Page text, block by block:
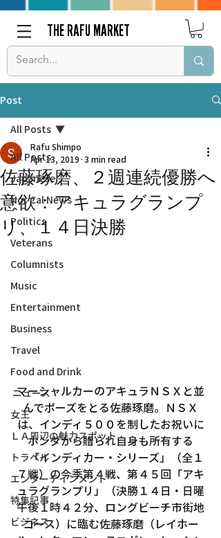
THE RAFU MARKET
Post
All Posts
Japanese
Nor Cal News
Politics
Veterans
Columnists
Music
Entertainment
Business
Travel
Food and Drink
ニュース
女王
ＬＡ周辺の魅力スポット
トラベル
エンターテインメント
特集記事
ビジネス
All Posts
佐藤琢磨、２週連続優勝へ
意欲：アキュラグランプ
リ、１４日決勝
Rafu Shimpo
Apr 13, 2019 3 min read
マーシャルカーのアキュラＮＳＸと並
んでポーズをとる佐藤琢磨。ＮＳＸ
は、インディ５００を制したお祝いに
ホンダから贈られ自身も所有する
「インディカー・シリーズ」（全１
７戦）の今季第４戦、第４５回「アキ
ュラグランプリ」（決勝１４日・日曜
午後１時４２分、ロングビーチ市街地
コース）に臨む佐藤琢磨（レイホー